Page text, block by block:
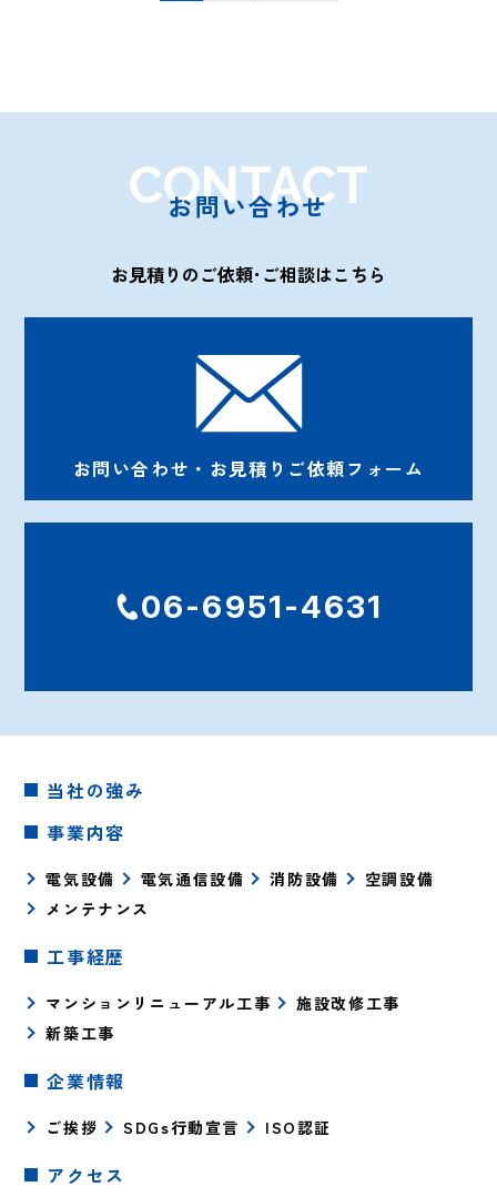
CONTACT
お問い合わせ
お見積りのご依頼･ご相談はこちら
お問い合わせ・お見積りご依頼フォーム
06-6951-4631
当社の強み
事業内容
電気設備 電気通信設備 消防設備
空調設備
メンテナンス
工事経歴
マンションリニューアル工事
施設改修工事
新築工事
企業情報
ご挨拶 SDGs行動宣言 ISO認証
アクセス